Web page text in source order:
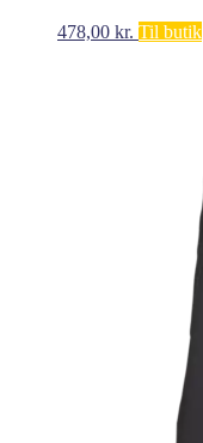
478,00 kr. Til butik